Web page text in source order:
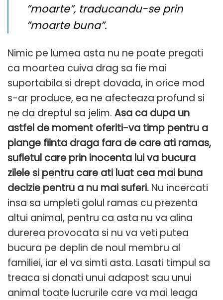
”moarte”, traducandu-se prin
”moarte buna”.
Nimic pe lumea asta nu ne poate pregati
ca moartea cuiva drag sa fie mai
suportabila si drept dovada, in orice mod
s-ar produce, ea ne afecteaza profund si
ne da dreptul sa jelim. Asa ca dupa un
astfel de moment oferiti-va timp pentru a
plange fiinta draga fara de care ati ramas,
sufletul care prin inocenta lui va bucura
zilele si pentru care ati luat cea mai buna
decizie pentru a nu mai suferi. Nu incercati
insa sa umpleti golul ramas cu prezenta
altui animal, pentru ca asta nu va alina
durerea provocata si nu va veti putea
bucura pe deplin de noul membru al
familiei, iar el va simti asta. Lasati timpul sa
treaca si donati unui adapost sau unui
animal toate lucrurile care va mai leaga